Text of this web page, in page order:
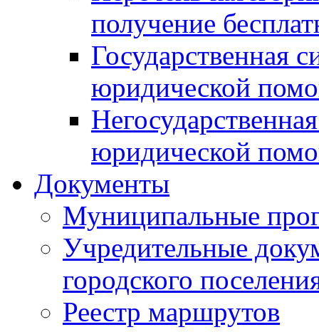
получение
Государственная
юридической
юридической
Документы
Муниципальные
Учредительные
городского
Реестр маршрутов